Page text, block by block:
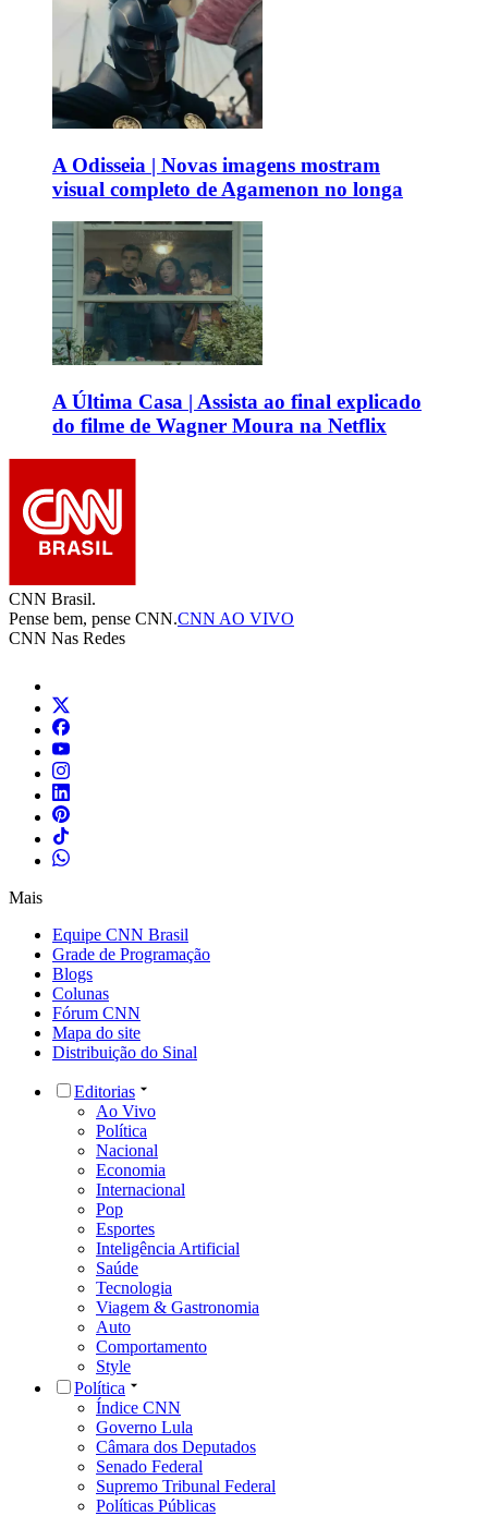
A Odisseia | Novas imagens mostram
visual completo de Agamenon no longa
A Última Casa | Assista ao final explicado
do filme de Wagner Moura na Netflix
CNN Brasil.
Pense bem, pense CNN.CNN AO VIVO
CNN Nas Redes
Mais
Equipe CNN Brasil
Grade de Programação
Blogs
Colunas
Fórum CNN
Mapa do site
Distribuição do Sinal
Editorias
Ao Vivo
Política
Nacional
Economia
Internacional
Pop
Esportes
Inteligência Artificial
Saúde
Tecnologia
Viagem & Gastronomia
Auto
Comportamento
Style
Política
Índice CNN
Governo Lula
Câmara dos Deputados
Senado Federal
Supremo Tribunal Federal
Políticas Públicas